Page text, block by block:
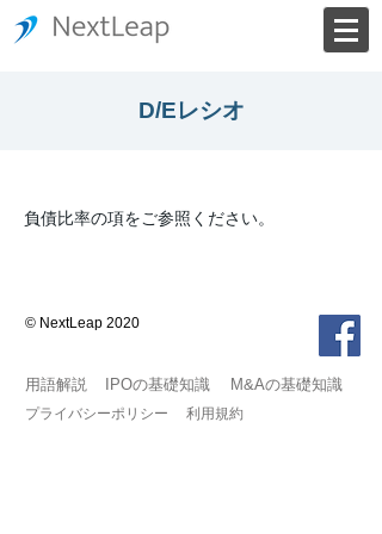
D/Eレシオ
負債比率の項をご参照ください。
© NextLeap 2020
用語解説 IPOの基礎知識 M&Aの基礎知識
プライバシーポリシー 利用規約